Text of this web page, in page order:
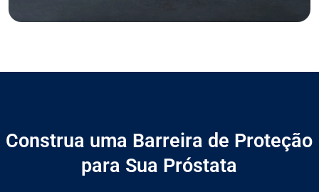
Construa uma Barreira de Proteção
para Sua Próstata